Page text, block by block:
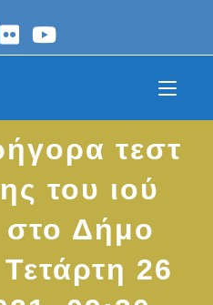
τεστ
του ιού
Δήμο
26